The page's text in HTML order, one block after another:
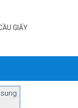
GIẤY